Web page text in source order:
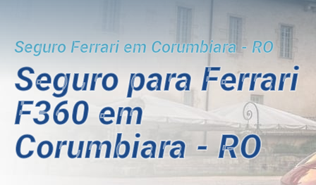
Seguro Ferrari em Corumbiara - RO
Seguro para Ferrari
F360 em
Corumbiara - RO